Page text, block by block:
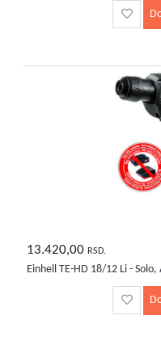
13.420,00 RSD.
Einhell TE-HD 18/12 Li -